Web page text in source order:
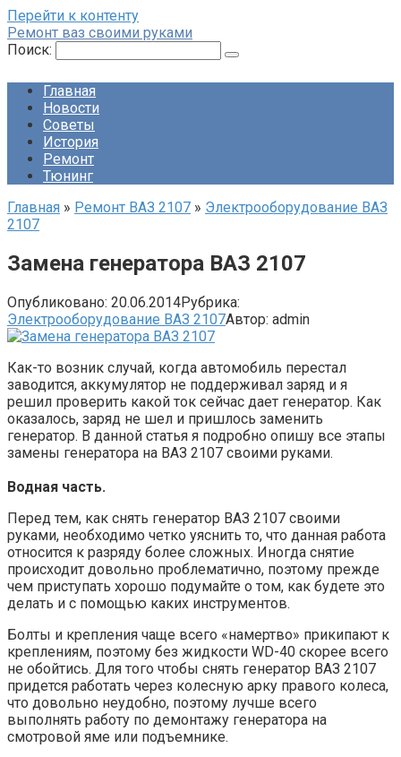
Перейти к контенту
Ремонт ваз своими руками
Поиск:
Главная
Новости
Советы
История
Ремонт
Тюнинг
Главная » Ремонт ВАЗ 2107 » Электрооборудование ВАЗ
2107
Замена генератора ВАЗ 2107
Опубликовано: 20.06.2014Рубрика:
Электрооборудование ВАЗ 2107Автор: admin
Как-то возник случай, когда автомобиль перестал
заводится, аккумулятор не поддерживал заряд и я
решил проверить какой ток сейчас дает генератор. Как
оказалось, заряд не шел и пришлось заменить
генератор. В данной статья я подробно опишу все этапы
замены генератора на ВАЗ 2107 своими руками.
Водная часть.
Перед тем, как снять генератор ВАЗ 2107 своими
руками, необходимо четко уяснить то, что данная работа
относится к разряду более сложных. Иногда снятие
происходит довольно проблематично, поэтому прежде
чем приступать хорошо подумайте о том, как будете это
делать и с помощью каких инструментов.
Болты и крепления чаще всего «намертво» прикипают к
креплениям, поэтому без жидкости WD-40 скорее всего
не обойтись. Для того чтобы снять генератор ВАЗ 2107
придется работать через колесную арку правого колеса,
что довольно неудобно, поэтому лучше всего
выполнять работу по демонтажу генератора на
смотровой яме или подъемнике.